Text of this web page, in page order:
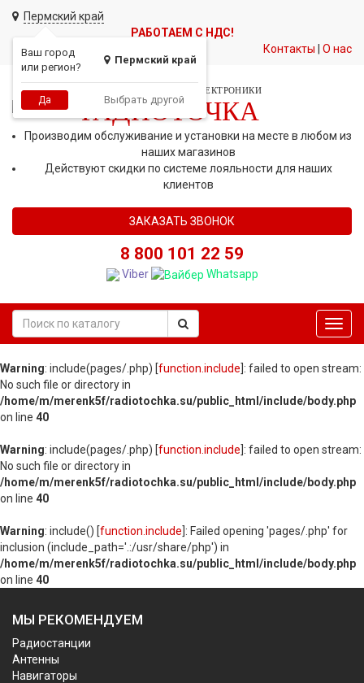
Пермский край
Ваш город
или регион?
Пермский край
Да Выбрать другой
РАБОТАЕМ С НДС!
Контакты
О нас
СЕТЬ МАГАЗИНОВ АВТОЭЛЕКТРОНИКИ
РАДИОТОЧКА
Производим обслуживание и установки на месте в любом из
наших магазинов
Действуют скидки по системе лояльности для наших
клиентов
ЗАКАЗАТЬ ЗВОНОК
8 800 101 22 59
Viber Whatsapp
Warning: include(pages/.php) [function.include ]: failed to open stream:
No such file or directory in
/home/m/merenk5f/radiotochka.su/public_html/include/body.php
on line 40
Warning: include(pages/.php) [function.include ]: failed to open stream:
No such file or directory in
/home/m/merenk5f/radiotochka.su/public_html/include/body.php
on line 40
Warning: include() [function.include ]: Failed opening 'pages/.php' for
inclusion (include_path='.:/usr/share/php') in
/home/m/merenk5f/radiotochka.su/public_html/include/body.php
on line 40
МЫ РЕКОМЕНДУЕМ
Радиостанции
Антенны
Навигаторы